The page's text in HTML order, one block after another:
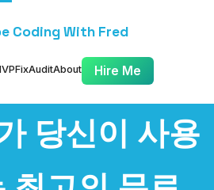
Coding With Fred
FixAuditAbout Hire Me
당신이 사용